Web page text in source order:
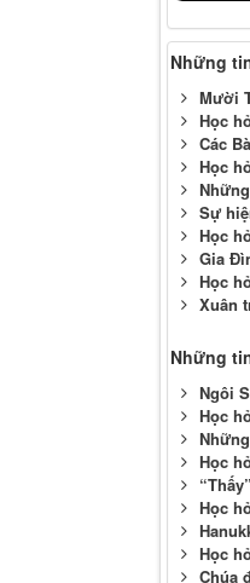
Những
Mười
Học
Các
Học
Sự
Học
Gia
Học
Xuân
Những
Ngôi
Học
Học
Học
Học
Chúa